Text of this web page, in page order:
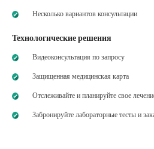
Несколько вариантов консультации
Технологические решения
Видеоконсультация по запросу
Защищенная медицинская карта
Отслеживайте и планируйте свое
Забронируйте лабораторные тесты и